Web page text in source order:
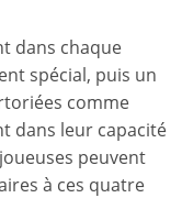
dans chaque
spécial, puis un
comme
dans leur capacité
peuvent
à ces quatre